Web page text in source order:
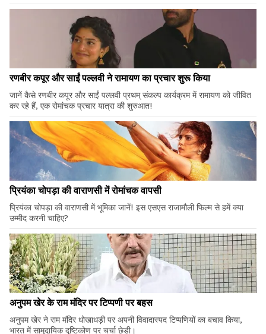
रणबीर कपूर और साईं पल्लवी ने रामायण का प्रचार शुरू किया
जानें कैसे रणबीर कपूर और साईं पल्लवी प्रथम् संकल्प कार्यक्रम में रामायण को जीवित
कर रहे हैं, एक रोमांचक प्रचार यात्रा की शुरुआत!
प्रियंका चोपड़ा की वाराणसी में रोमांचक वापसी
प्रियंका चोपड़ा की वाराणसी में भूमिका जानें! इस एसएस राजामौली फिल्म से हमें क्या
उम्मीद करनी चाहिए?
अनुपम खेर के राम मंदिर पर टिप्पणी पर बहस
अनुपम खेर ने राम मंदिर धोखाधड़ी पर अपनी विवादास्पद टिप्पणियों का बचाव किया,
भारत में सामुदायिक दृष्टिकोण पर चर्चा छेड़ी।